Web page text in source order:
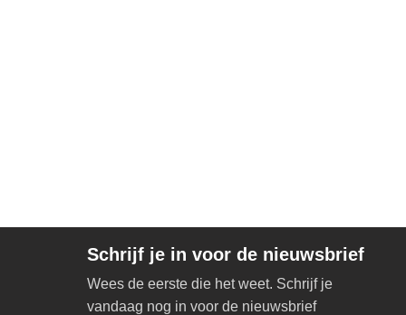
Schrijf je in voor de nieuwsbrief
Wees de eerste die het weet. Schrijf je
vandaag nog in voor de nieuwsbrief